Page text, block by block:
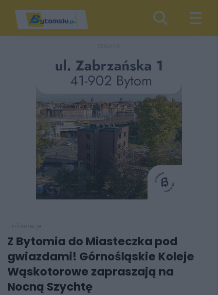
Z Bytomia do Miasteczka pod
gwiazdami! Górnośląskie Koleje
Wąskotorowe zapraszają na
Nocną Szychtę